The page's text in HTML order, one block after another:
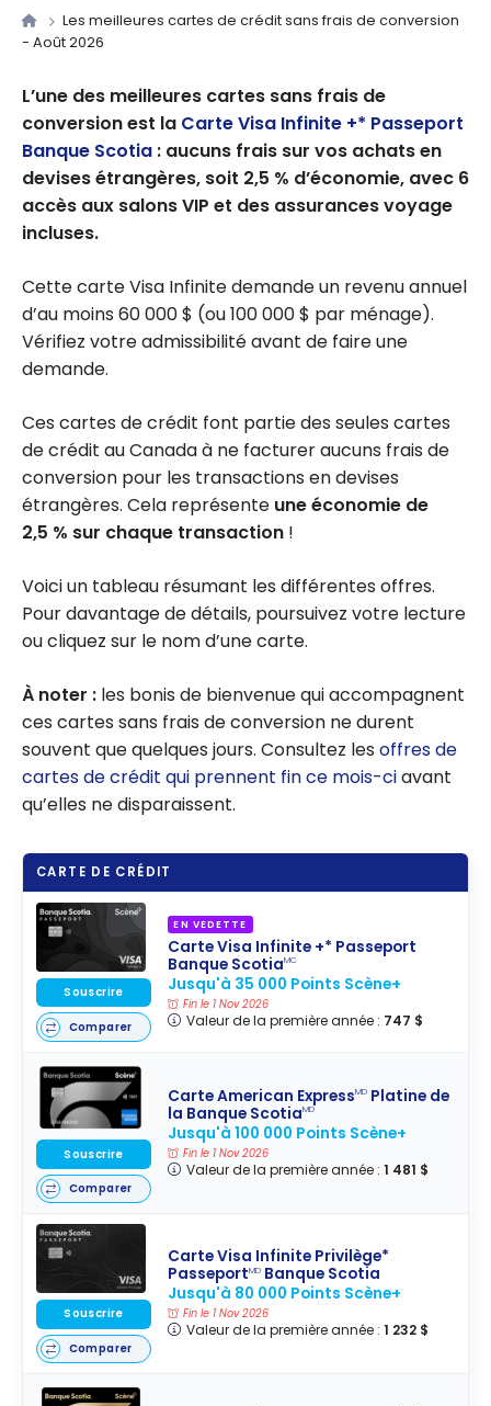
Les meilleures cartes de crédit sans frais de conversion
- Août 2026
L’une des meilleures cartes sans frais de
conversion est la Carte Visa Infinite +* Passeport
Banque Scotia : aucuns frais sur vos achats en
devises étrangères, soit 2,5 % d’économie, avec 6
accès aux salons VIP et des assurances voyage
incluses.
Cette carte Visa Infinite demande un revenu annuel
d’au moins 60 000 $ (ou 100 000 $ par ménage).
Vérifiez votre admissibilité avant de faire une
demande.
Ces cartes de crédit font partie des seules cartes
de crédit au Canada à ne facturer aucuns frais de
conversion pour les transactions en devises
étrangères. Cela représente une économie de
2,5 % sur chaque transaction !
Voici un tableau résumant les différentes offres.
Pour davantage de détails, poursuivez votre lecture
ou cliquez sur le nom d’une carte.
À noter : les bonis de bienvenue qui accompagnent
ces cartes sans frais de conversion ne durent
souvent que quelques jours. Consultez les offres de
cartes de crédit qui prennent fin ce mois-ciavant
qu’elles ne disparaissent.
CARTE DE CRÉDIT
EN VEDETTE
Carte Visa Infinite +* Passeport
Banque ScotiaMC
Jusqu'à 35 000 Points Scène+
Fin le 1 Nov 2026
Valeur de la première année : 747 $
Souscrire
Comparer
Carte American ExpressMD Platine de
la Banque ScotiaMD
Jusqu'à 100 000 Points Scène+
Fin le 1 Nov 2026
Valeur de la première année : 1 481 $
Souscrire
Comparer
Carte Visa Infinite Privilège*
PasseportMD Banque Scotia
Jusqu'à 80 000 Points Scène+
Fin le 1 Nov 2026
Valeur de la première année : 1 232 $
Souscrire
Comparer